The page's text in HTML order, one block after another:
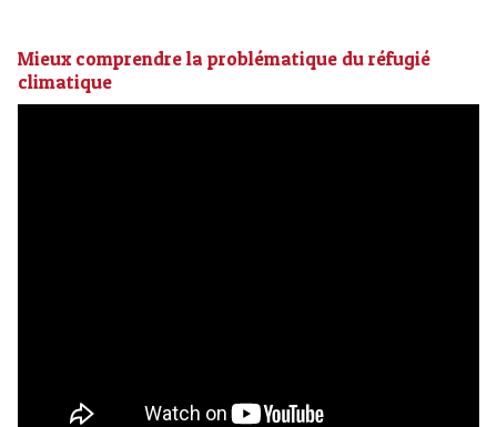
Mieux comprendre la problématique du réfugié
climatique